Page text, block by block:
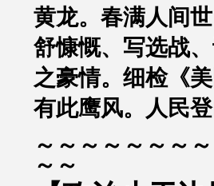
黄龙。春满人间
舒慷慨、写选战
之豪情。细检《
有此鹰风。人民
～～～～～～～
～～